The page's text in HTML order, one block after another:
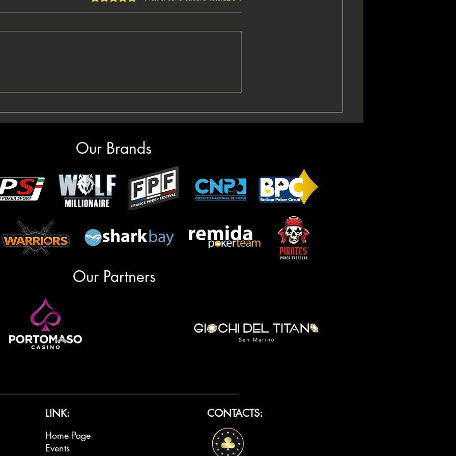
2026; Sanremo non delude
mai"
team vince TTR
Our Brands
Our Partners
LINK:
Home Page
Events
CONTACTS: